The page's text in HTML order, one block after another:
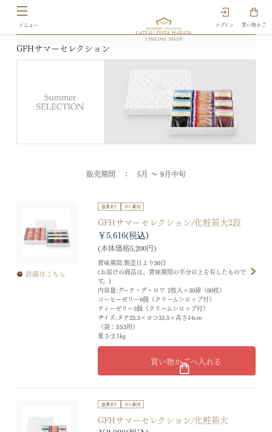
ログイン 買い物かご
GFHサマーセレクション
販売期間 ： 5月 ～ 9月中旬
詳細はこちら
GFHサマーセレクション/化粧箱大2段
賞味期間:製造日より50日
(お届けの商品は、賞味期間の半分以上を有したもので
す。)
内容量:グーテ・デ・ロワ 2枚入×30袋（60枚）
コーヒーゼリー6個（クリームシロップ付）
ティーゼリー3個（クリームシロップ付）
サイズ:タテ25.5×ヨコ33.5×高さ14cm
（袋：SS3用）
重さ:2.1kg
￥5,616
(本体価格5,200円)
買い物かごへ入れる
GFHサマーセレクション/化粧箱大